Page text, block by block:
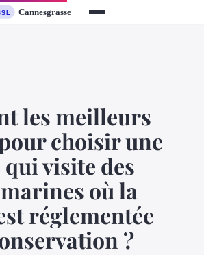
les meilleurs
choisir une
visite des
où la
réglementée
?